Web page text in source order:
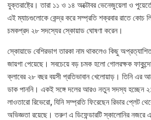
যুক্তরাষ্ট্রে। তারা ১১ ও ১৪ অক্টোবর ভেনেজুয়েলা ও
এই ম্যাচগুলোকে কেন্দ্র করে সম্প্রতি শক্রবার রাতে কোচ
চমকপ্রদ ২৮ সদস্যের স্কোয়াড ঘোষণা করেন।
স্কোয়াডে বেশিরভাগ তারকা নাম থাকলেও কিছু
জায়গা পেয়েছে। সবচেয়ে বড় চমক হলো গোলরক্ষক ফাকুন্দো
ক্লাবের ২৮ বছর বয়সী প্রতিভাবান খেলোয়াড়। তিনি এর
ডাক পাননি। একই সঙ্গে দলের আরও নতুন সদস্য হচ্ছেন ২১
লাওতারো রিভেরো, যিনি সম্প্রতি ফিরেছেন রিভার প্লেট
অভিজ্ঞতা রয়েছে। তরুণ এ ডিফেন্ডারটি স্কালোনির নজরে